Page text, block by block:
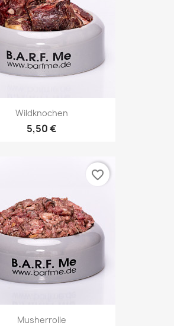
Wildknochen
5,50 €
Musherrolle
favorite_border